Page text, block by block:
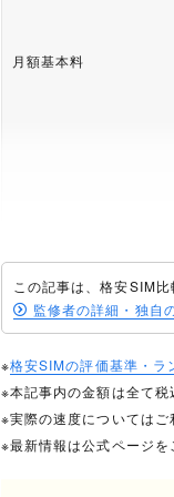
月額基本料
平均速度
音声通話
この記事は、格安SIM
監修者の詳細・独自
※格安SIMの評価基準・ラ
※本記事内の金額は全て税
※実際の速度についてはご
※最新情報は公式ページを